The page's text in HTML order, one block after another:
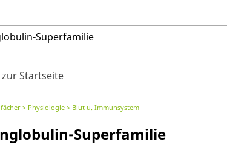
-Superfamilie
Startseite
Physiologie Blut u. Immunsystem
Superfamilie